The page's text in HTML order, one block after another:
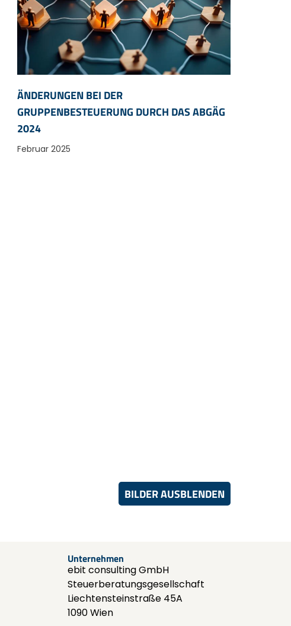
ÄNDERUNGEN BEI DER
GRUPPENBESTEUERUNG DURCH DAS ABGÄG
2024
Februar 2025
BILDER AUSBLENDEN
Unternehmen
ebit consulting GmbH
Steuerberatungsgesellschaft
Liechtensteinstraße 45A
1090 Wien